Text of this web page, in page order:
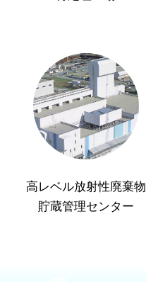
高レベル放射性廃棄物
貯蔵管理センター